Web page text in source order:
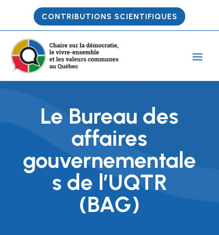
CONTRIBUTIONS SCIENTIFIQUES
Le Bureau des
affaires
gouvernementale
s de l’UQTR
(BAG)